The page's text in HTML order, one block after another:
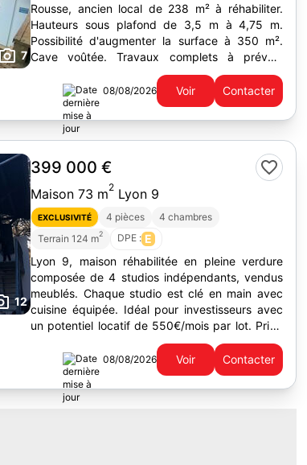
7
Rousse, ancien local de 238 m² à réhabiliter.
Hauteurs sous plafond de 3,5 m à 4,75 m.
Possibilité d'augmenter la surface à 350 m².
Cave voûtée. Travaux complets à prévoir.
Proche commerces et transports.
08/08/2026 Voir Contacter
12
399 000 €
Maison 73 m2 Lyon 9
EXCLUSIVITÉ 4 pièces
4 chambres
Terrain 124 m2 DPE : E
Lyon 9, maison réhabilitée en pleine verdure
composée de 4 studios indépendants, vendus
meublés. Chaque studio est clé en main avec
cuisine équipée. Idéal pour investisseurs avec
un potentiel locatif de 550€/mois par lot. Prix :
08/08/2026 Voir Contacter